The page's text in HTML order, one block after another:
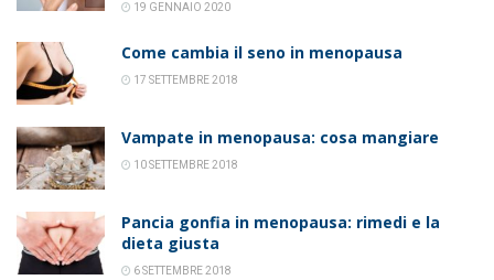
19 GENNAIO 2020
Come cambia il seno in menopausa
17 SETTEMBRE 2018
Vampate in menopausa: cosa mangiare
10 SETTEMBRE 2018
Pancia gonfia in menopausa: rimedi e la
dieta giusta
6 SETTEMBRE 2018